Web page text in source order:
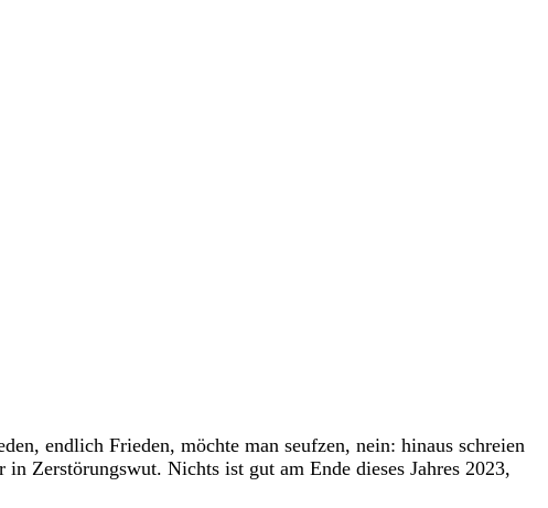
endlich Frieden, möchte man seufzen, nein: hinaus schreien
Zerstörungswut. Nichts ist gut am Ende dieses Jahres 2023,